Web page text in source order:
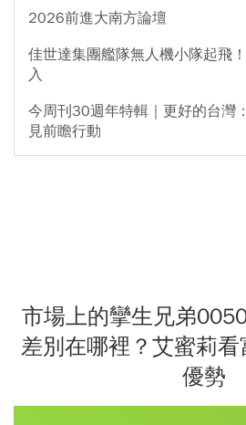
2026前進大南方論壇
佳世達集團艦隊無人機小隊起飛
入
今周刊30週年特輯｜更好的台灣
見前瞻行動
市場上的攣生兄弟
差別在哪裡？艾蜜莉
優勢